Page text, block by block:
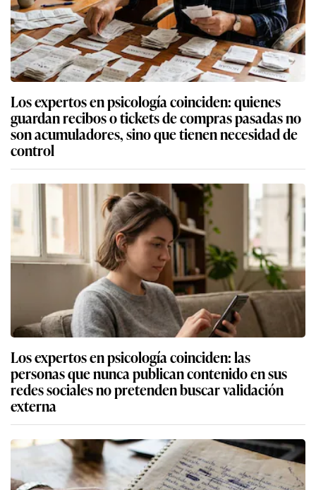
Los expertos en psicología coinciden: quienes
guardan recibos o tickets de compras pasadas no
son acumuladores, sino que tienen necesidad de
control
Los expertos en psicología coinciden: las
personas que nunca publican contenido en sus
redes sociales no pretenden buscar validación
externa